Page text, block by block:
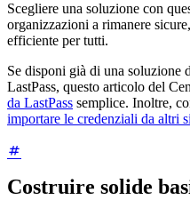
Scegliere una soluzione con
organizzazioni a rimanere
efficiente per tutti.
Se disponi già di una soluzione
LastPass, questo articolo del
da LastPass semplice. Inoltre,
importare le credenziali da altri
Costruire solide